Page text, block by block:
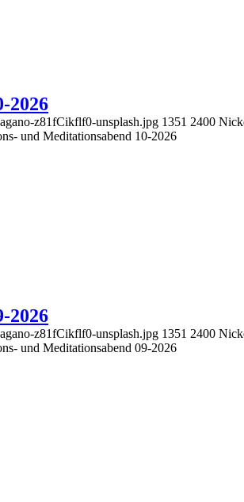
2026
z81fCikflf0-unsplash.jpg 1351 2400
und Meditationsabend 10-2026
2026
z81fCikflf0-unsplash.jpg 1351 2400
und Meditationsabend 09-2026